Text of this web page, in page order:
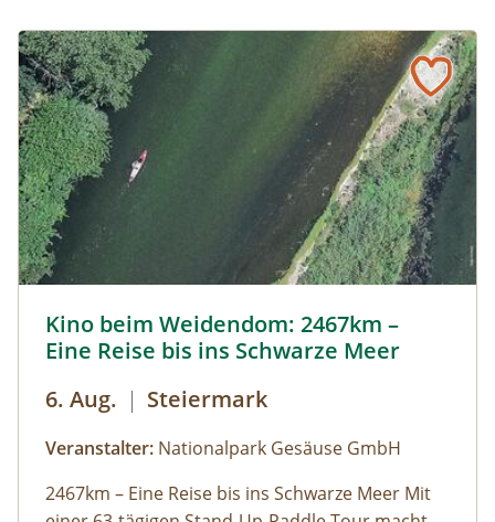
Kino beim Weidendom: 2467km –
Eine Reise bis ins Schwarze Meer
6. Aug. | Steiermark
Veranstalter: Nationalpark Gesäuse GmbH
2467km – Eine Reise bis ins Schwarze Meer Mit